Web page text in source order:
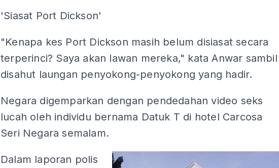
'Siasat Port Dickson'
"Kenapa kes Port Dickson masih belum disiasat secara
terperinci? Saya akan lawan mereka," kata Anwar sambil
disahut laungan penyokong-penyokong yang hadir.
Negara digemparkan dengan pendedahan video seks
lucah oleh individu bernama Datuk T di hotel Carcosa
Seri Negara semalam.
Dalam laporan polis